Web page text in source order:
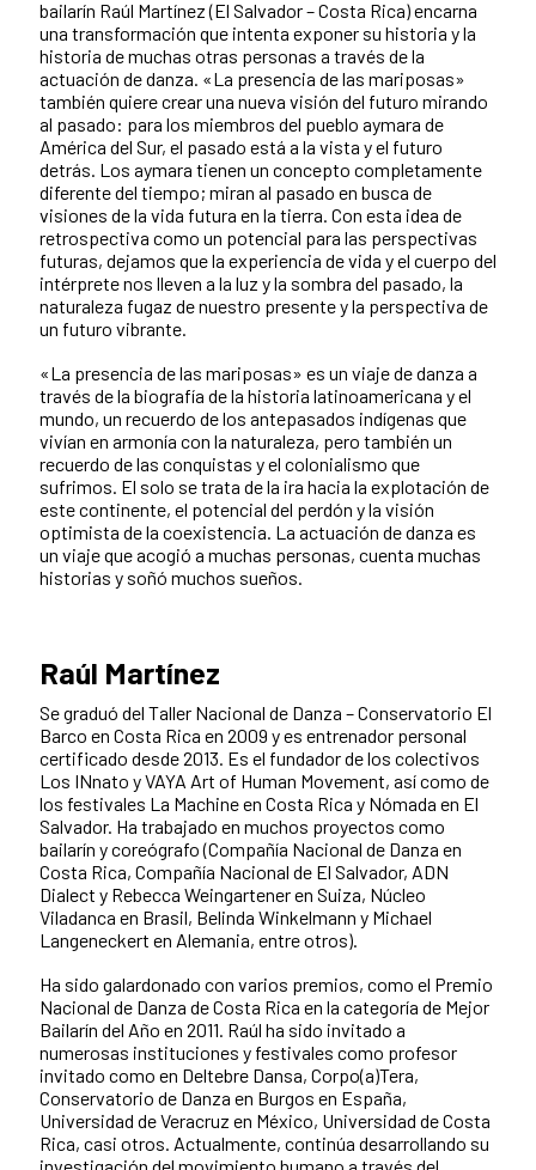
bailarín Raúl Martínez (El Salvador – Costa Rica) encarna
una transformación que intenta exponer su historia y la
historia de muchas otras personas a través de la
actuación de danza. «La presencia de las mariposas»
también quiere crear una nueva visión del futuro mirando
al pasado: para los miembros del pueblo aymara de
América del Sur, el pasado está a la vista y el futuro
detrás. Los aymara tienen un concepto completamente
diferente del tiempo; miran al pasado en busca de
visiones de la vida futura en la tierra. Con esta idea de
retrospectiva como un potencial para las perspectivas
futuras, dejamos que la experiencia de vida y el cuerpo del
intérprete nos lleven a la luz y la sombra del pasado, la
naturaleza fugaz de nuestro presente y la perspectiva de
un futuro vibrante.
«La presencia de las mariposas» es un viaje de danza a
través de la biografía de la historia latinoamericana y el
mundo, un recuerdo de los antepasados indígenas que
vivían en armonía con la naturaleza, pero también un
recuerdo de las conquistas y el colonialismo que
sufrimos. El solo se trata de la ira hacia la explotación de
este continente, el potencial del perdón y la visión
optimista de la coexistencia. La actuación de danza es
un viaje que acogió a muchas personas, cuenta muchas
historias y soñó muchos sueños.
Raúl Martínez
Se graduó del Taller Nacional de Danza – Conservatorio El
Barco en Costa Rica en 2009 y es entrenador personal
certificado desde 2013. Es el fundador de los colectivos
Los INnato y VAYA Art of Human Movement, así como de
los festivales La Machine en Costa Rica y Nómada en El
Salvador. Ha trabajado en muchos proyectos como
bailarín y coreógrafo (Compañía Nacional de Danza en
Costa Rica, Compañía Nacional de El Salvador, ADN
Dialect y Rebecca Weingartener en Suiza, Núcleo
Viladanca en Brasil, Belinda Winkelmann y Michael
Langeneckert en Alemania, entre otros).
Ha sido galardonado con varios premios, como el Premio
Nacional de Danza de Costa Rica en la categoría de Mejor
Bailarín del Año en 2011. Raúl ha sido invitado a
numerosas instituciones y festivales como profesor
invitado como en Deltebre Dansa, Corpo(a)Tera,
Conservatorio de Danza en Burgos en España,
Universidad de Veracruz en México, Universidad de Costa
Rica, casi otros. Actualmente, continúa desarrollando su
investigación del movimiento humano a través del